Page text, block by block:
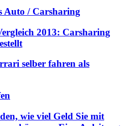
Auto / Carsharing
2013: Carsharing
selber fahren als
wie viel Geld Sie mit